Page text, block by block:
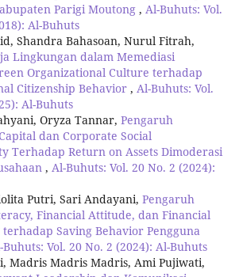
Parigi Moutong , Al-Buhuts: Vol.
Al-Buhuts
Shandra Bahasoan, Nurul Fitrah,
Lingkungan dalam Memediasi
Organizational Culture terhadap
Citizenship Behavior , Al-Buhuts: Vol.
Al-Buhuts
Oryza Tannar, Pengaruh
dan Corporate Social
Terhadap Return on Assets Dimoderasi
, Al-Buhuts: Vol. 20 No. 2 (2024):
Putri, Sari Andayani, Pengaruh
Financial Attitude, dan Financial
terhadap Saving Behavior Pengguna
Buhuts: Vol. 20 No. 2 (2024): Al-Buhuts
Madris Madris Madris, Ami Pujiwati,